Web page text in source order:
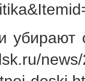
убирают